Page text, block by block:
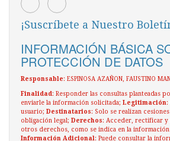
¡Suscríbete a Nuestro
INFORMACIÓN BÁSICA
PROTECCIÓN DE DATOS
Responsable: ESPINOSA AZAÑON, FAUSTINO
Finalidad: Responder las consultas planteadas
enviarle la información solicitada; Legitimación:
usuario; Destinatarios: Solo se realizan
obligación legal; Derechos: Acceder, rectificar y
otros derechos, como se indica en la
Información Adicional : Puede consultar la